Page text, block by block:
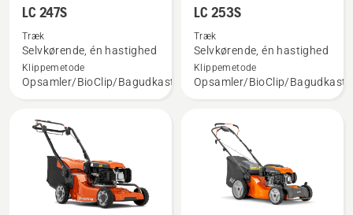
flere
om
LC 247S
LC 247S
Træk
Selvkørende, én hastighed
Klippemetode
Opsamler/BioClip/Bagudkast
flere
om
LC 253S
LC 253S
Træk
Selvkørende, én hastighed
Klippemetode
Opsamler/BioClip/Bagudkast